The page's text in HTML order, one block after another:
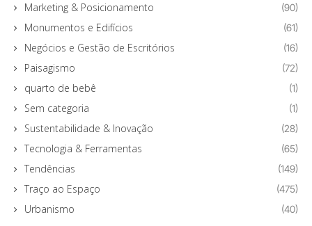
Marketing & Posicionamento (90)
Monumentos e Edifícios (61)
Negócios e Gestão de Escritórios (16)
Paisagismo (72)
quarto de bebê (1)
Sem categoria (1)
Sustentabilidade & Inovação (28)
Tecnologia & Ferramentas (65)
Tendências (149)
Traço ao Espaço (475)
Urbanismo (40)